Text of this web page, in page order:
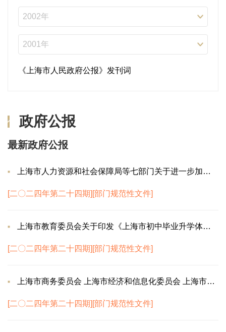
《上海市人民政府公报》发刊词
政府公报
最新政府公报
上海市人力资源和社会保障局等七部门关于进一步加强本市重点产业领域技能人才培养试点工...
[二〇二四年第二十四期][部门规范性文件]
上海市教育委员会关于印发《上海市初中毕业升学体育考试工作实施方案》的通知
[二〇二四年第二十四期][部门规范性文件]
上海市商务委员会 上海市经济和信息化委员会 上海市公安局 上海市交通委员会关于印发...
[二〇二四年第二十四期][部门规范性文件]